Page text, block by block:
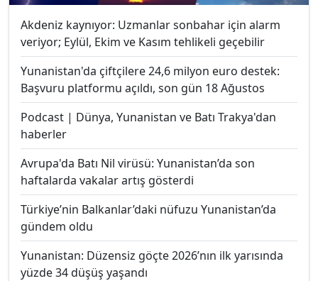
Akdeniz kaynıyor: Uzmanlar sonbahar için alarm
veriyor; Eylül, Ekim ve Kasım tehlikeli geçebilir
Yunanistan'da çiftçilere 24,6 milyon euro destek:
Başvuru platformu açıldı, son gün 18 Ağustos
Podcast | Dünya, Yunanistan ve Batı Trakya'dan
haberler
Avrupa'da Batı Nil virüsü: Yunanistan’da son
haftalarda vakalar artış gösterdi
Türkiye’nin Balkanlar’daki nüfuzu Yunanistan’da
gündem oldu
Yunanistan: Düzensiz göçte 2026’nın ilk yarısında
yüzde 34 düşüş yaşandı